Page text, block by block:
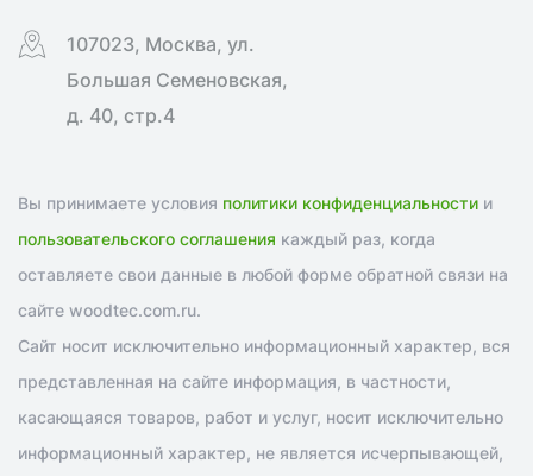
107023, Москва, ул.
Большая Семеновская,
д. 40, стр.4
Вы принимаете условия политики конфиденциальности и
пользовательского соглашения каждый раз, когда
оставляете свои данные в любой форме обратной связи на
сайте woodtec.com.ru.
Сайт носит исключительно информационный характер, вся
представленная на сайте информация, в частности,
касающаяся товаров, работ и услуг, носит исключительно
информационный характер, не является исчерпывающей,